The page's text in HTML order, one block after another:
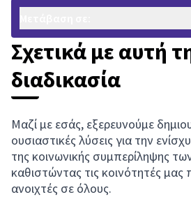
Σχετικά με αυτή
διαδικασία
Μαζί με εσάς, εξερευνούμε
ουσιαστικές λύσεις για την
της κοινωνικής συμπερίληψης
καθιστώντας τις κοινότητές μας
ανοιχτές σε όλους.